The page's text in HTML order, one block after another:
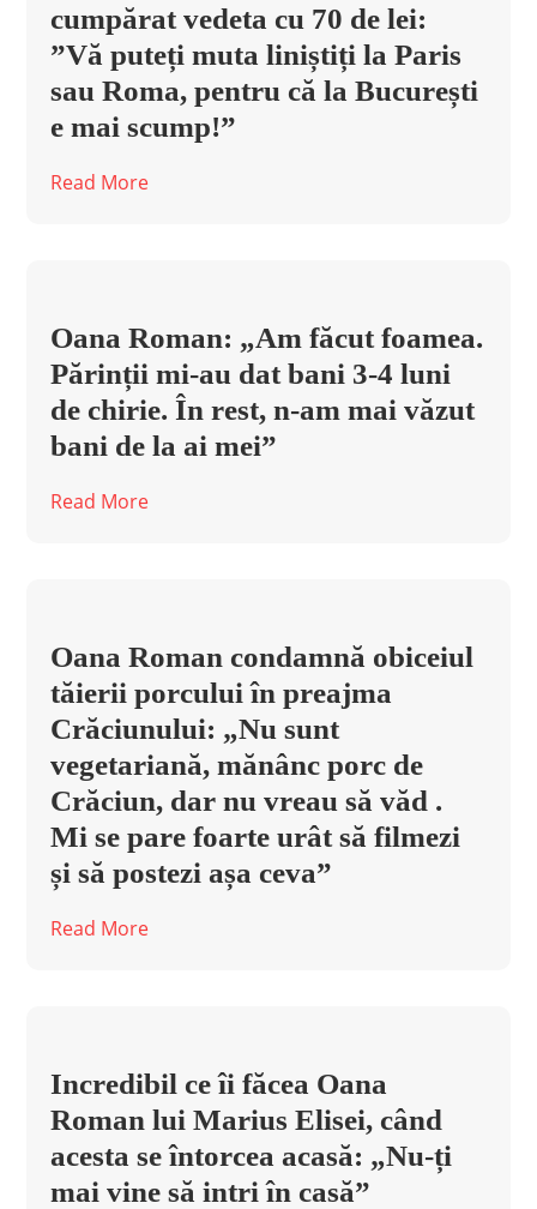
cumpărat vedeta cu 70 de lei:
”Vă puteți muta liniștiți la Paris
sau Roma, pentru că la București
e mai scump!”
Read More
Oana Roman: „Am făcut foamea.
Părinții mi-au dat bani 3-4 luni
de chirie. În rest, n-am mai văzut
bani de la ai mei”
Read More
Oana Roman condamnă obiceiul
tăierii porcului în preajma
Crăciunului: „Nu sunt
vegetariană, mănânc porc de
Crăciun, dar nu vreau să văd .
Mi se pare foarte urât să filmezi
și să postezi așa ceva”
Read More
Incredibil ce îi făcea Oana
Roman lui Marius Elisei, când
acesta se întorcea acasă: „Nu-ți
mai vine să intri în casă”